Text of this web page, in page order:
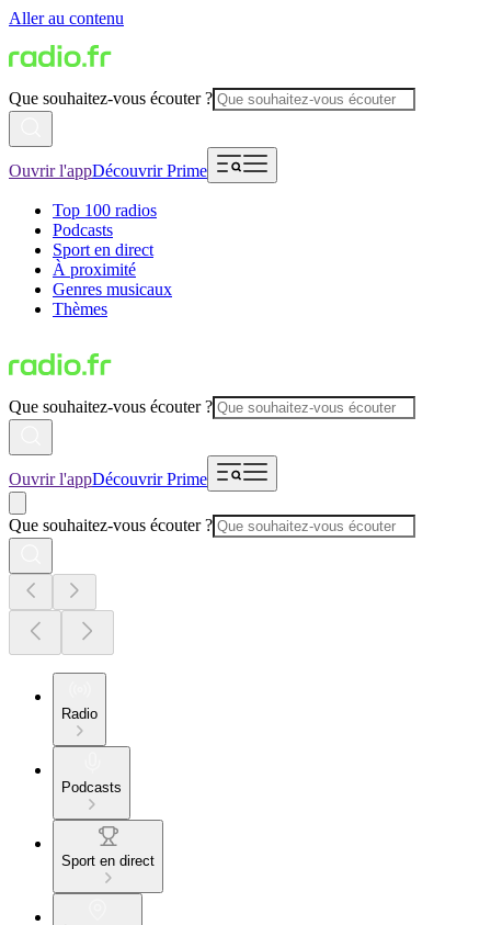
Aller au contenu
Que souhaitez-vous écouter ?
Ouvrir l'appDécouvrir Prime
Top 100 radios
Podcasts
Sport en direct
À proximité
Genres musicaux
Thèmes
Que souhaitez-vous écouter ?
Ouvrir l'appDécouvrir Prime
Que souhaitez-vous écouter ?
Radio
Podcasts
Sport en direct